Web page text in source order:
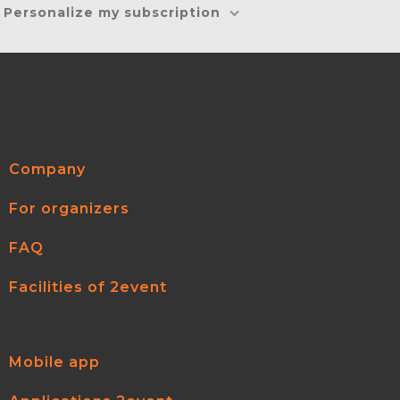
Personalize my subscription
Company
For organizers
FAQ
Facilities of 2event
Mobile app